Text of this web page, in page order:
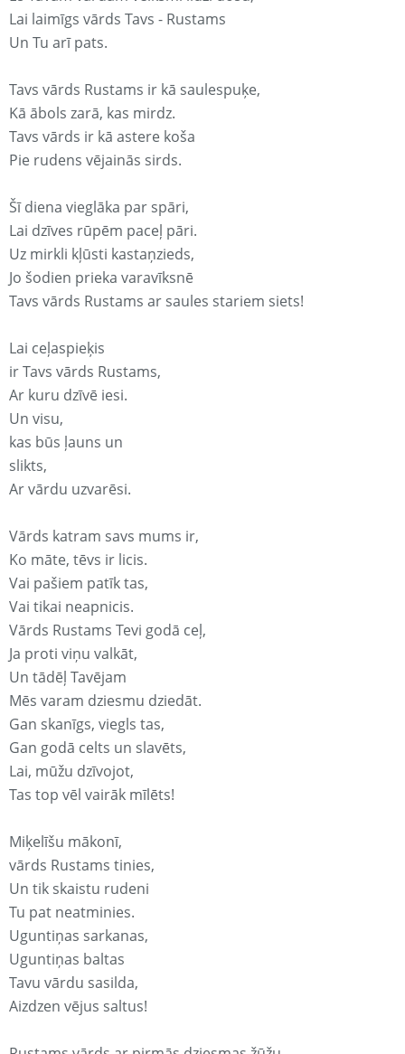
Lai laimīgs vārds Tavs - Rustams
Un Tu arī pats.
Tavs vārds Rustams ir kā saulespuķe,
Kā ābols zarā, kas mirdz.
Tavs vārds ir kā astere koša
Pie rudens vējainās sirds.
Šī diena vieglāka par spāri,
Lai dzīves rūpēm paceļ pāri.
Uz mirkli kļūsti kastaņzieds,
Jo šodien prieka varavīksnē
Tavs vārds Rustams ar saules stariem siets!
Lai ceļaspieķis
ir Tavs vārds Rustams,
Ar kuru dzīvē iesi.
Un visu,
kas būs ļauns un
slikts,
Ar vārdu uzvarēsi.
Vārds katram savs mums ir,
Ko māte, tēvs ir licis.
Vai pašiem patīk tas,
Vai tikai neapnicis.
Vārds Rustams Tevi godā ceļ,
Ja proti viņu valkāt,
Un tādēļ Tavējam
Mēs varam dziesmu dziedāt.
Gan skanīgs, viegls tas,
Gan godā celts un slavēts,
Lai, mūžu dzīvojot,
Tas top vēl vairāk mīlēts!
Miķelīšu mākonī,
vārds Rustams tinies,
Un tik skaistu rudeni
Tu pat neatminies.
Uguntiņas sarkanas,
Uguntiņas baltas
Tavu vārdu sasilda,
Aizdzen vējus saltus!